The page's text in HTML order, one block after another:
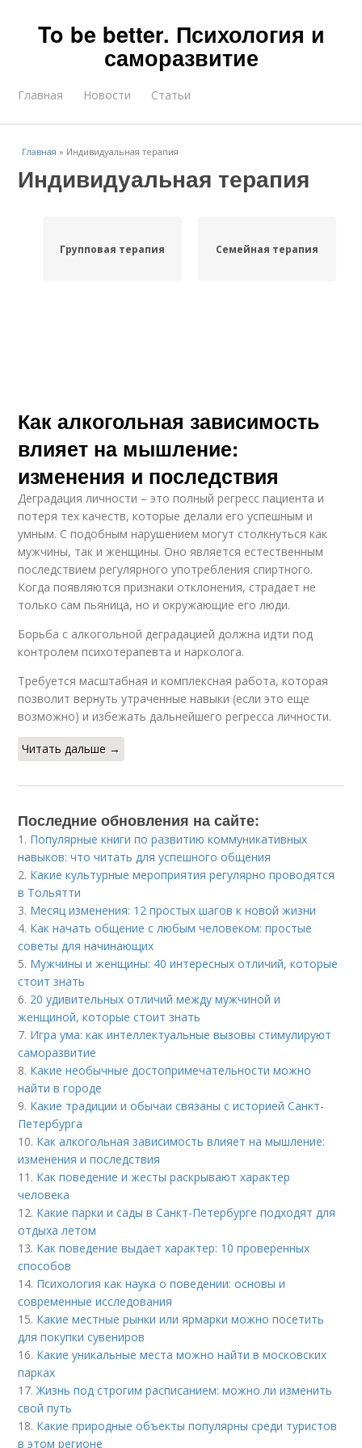
To be better. Психология и
саморазвитие
Главная Новости Статьи
Главная » Индивидуальная терапия
Индивидуальная терапия
Групповая терапия Семейная терапия
Как алкогольная зависимость
влияет на мышление:
изменения и последствия
Деградация личности – это полный регресс пациента и
потеря тех качеств, которые делали его успешным и
умным. С подобным нарушением могут столкнуться как
мужчины, так и женщины. Оно является естественным
последствием регулярного употребления спиртного.
Когда появляются признаки отклонения, страдает не
только сам пьяница, но и окружающие его люди.
Борьба с алкогольной деградацией должна идти под
контролем психотерапевта и нарколога.
Требуется масштабная и комплексная работа, которая
позволит вернуть утраченные навыки (если это еще
возможно) и избежать дальнейшего регресса личности.
Читать дальше →
Последние обновления на сайте:
1. Популярные книги по развитию коммуникативных
навыков: что читать для успешного общения
2. Какие культурные мероприятия регулярно проводятся
в Тольятти
3. Месяц изменения: 12 простых шагов к новой жизни
4. Как начать общение с любым человеком: простые
советы для начинающих
5. Мужчины и женщины: 40 интересных отличий, которые
стоит знать
6. 20 удивительных отличий между мужчиной и
женщиной, которые стоит знать
7. Игра ума: как интеллектуальные вызовы стимулируют
саморазвитие
8. Какие необычные достопримечательности можно
найти в городе
9. Какие традиции и обычаи связаны с историей Санкт-
Петербурга
10. Как алкогольная зависимость влияет на мышление:
изменения и последствия
11. Как поведение и жесты раскрывают характер
человека
12. Какие парки и сады в Санкт-Петербурге подходят для
отдыха летом
13. Как поведение выдает характер: 10 проверенных
способов
14. Психология как наука о поведении: основы и
современные исследования
15. Какие местные рынки или ярмарки можно посетить
для покупки сувениров
16. Какие уникальные места можно найти в московских
парках
17.Жизнь под строгим расписанием: можно ли изменить
свой путь
18. Какие природные объекты популярны среди туристов
в этом регионе